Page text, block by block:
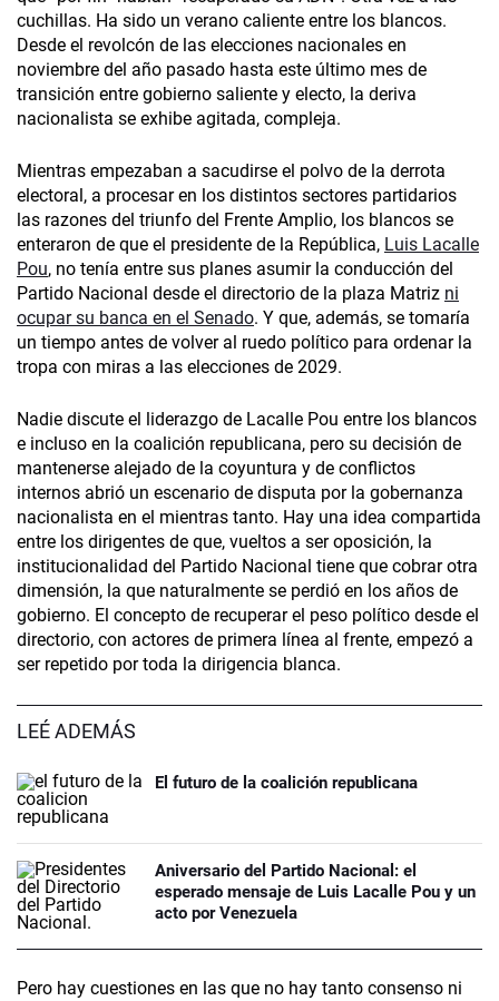
cuchillas. Ha sido un verano caliente entre los blancos.
Desde el revolcón de las elecciones nacionales en
noviembre del año pasado hasta este último mes de
transición entre gobierno saliente y electo, la deriva
nacionalista se exhibe agitada, compleja.
Mientras empezaban a sacudirse el polvo de la derrota
electoral, a procesar en los distintos sectores partidarios
las razones del triunfo del Frente Amplio, los blancos se
enteraron de que el presidente de la República, Luis Lacalle
Pou, no tenía entre sus planes asumir la conducción del
Partido Nacional desde el directorio de la plaza Matriz ni
ocupar su banca en el Senado. Y que, además, se tomaría
un tiempo antes de volver al ruedo político para ordenar la
tropa con miras a las elecciones de 2029.
Nadie discute el liderazgo de Lacalle Pou entre los blancos
e incluso en la coalición republicana, pero su decisión de
mantenerse alejado de la coyuntura y de conflictos
internos abrió un escenario de disputa por la gobernanza
nacionalista en el mientras tanto. Hay una idea compartida
entre los dirigentes de que, vueltos a ser oposición, la
institucionalidad del Partido Nacional tiene que cobrar otra
dimensión, la que naturalmente se perdió en los años de
gobierno. El concepto de recuperar el peso político desde el
directorio, con actores de primera línea al frente, empezó a
ser repetido por toda la dirigencia blanca.
LEÉ ADEMÁS
El futuro de la coalición republicana
Aniversario del Partido Nacional: el
esperado mensaje de Luis Lacalle Pou y un
acto por Venezuela
Pero hay cuestiones en las que no hay tanto consenso ni